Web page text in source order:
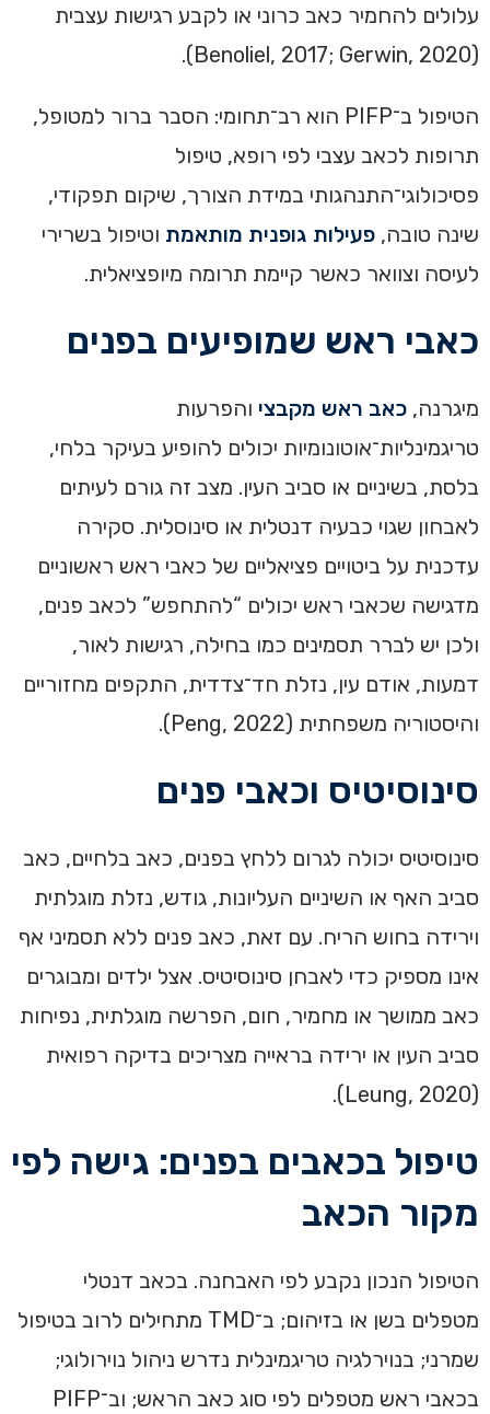
עלולים להחמיר כאב כרוני או לקבע רגישות עצבית
(Benoliel, 2017; Gerwin, 2020).
הטיפול ב־PIFP הוא רב־תחומי: הסבר ברור למטופל,
תרופות לכאב עצבי לפי רופא, טיפול
פסיכולוגי־התנהגותי במידת הצורך, שיקום תפקודי,
שינה טובה, פעילות גופנית מותאמת וטיפול בשרירי
לעיסה וצוואר כאשר קיימת תרומה מיופציאלית.
כאבי ראש שמופיעים בפנים
מיגרנה, כאב ראש מקבצי והפרעות
טריגמינליות־אוטונומיות יכולים להופיע בעיקר בלחי,
בלסת, בשיניים או סביב העין. מצב זה גורם לעיתים
לאבחון שגוי כבעיה דנטלית או סינוסלית. סקירה
עדכנית על ביטויים פציאליים של כאבי ראש ראשוניים
מדגישה שכאבי ראש יכולים “להתחפש” לכאב פנים,
ולכן יש לברר תסמינים כמו בחילה, רגישות לאור,
דמעות, אודם עין, נזלת חד־צדדית, התקפים מחזוריים
והיסטוריה משפחתית (Peng, 2022).
סינוסיטיס וכאבי פנים
סינוסיטיס יכולה לגרום ללחץ בפנים, כאב בלחיים, כאב
סביב האף או השיניים העליונות, גודש, נזלת מוגלתית
וירידה בחוש הריח. עם זאת, כאב פנים ללא תסמיני אף
אינו מספיק כדי לאבחן סינוסיטיס. אצל ילדים ומבוגרים
כאב ממושך או מחמיר, חום, הפרשה מוגלתית, נפיחות
סביב העין או ירידה בראייה מצריכים בדיקה רפואית
(Leung, 2020).
טיפול בכאבים בפנים: גישה לפי
מקור הכאב
הטיפול הנכון נקבע לפי האבחנה. בכאב דנטלי
מטפלים בשן או בזיהום; ב־TMD מתחילים לרוב בטיפול
שמרני; בנוירלגיה טריגמינלית נדרש ניהול נוירולוגי;
בכאבי ראש מטפלים לפי סוג כאב הראש; וב־PIFP